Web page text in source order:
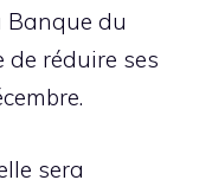
Banque du
réduire ses
sera